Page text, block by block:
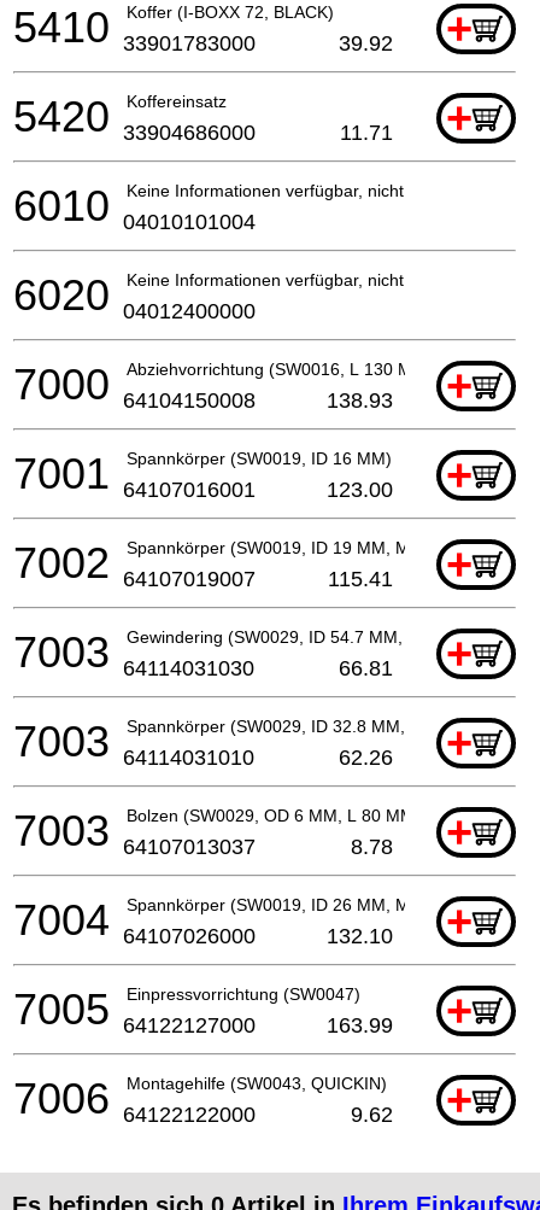
Koffer (I-BOXX 72, BLACK) +
5410 33901783000 39.92
Koffereinsatz +
5420 33904686000 11.71
Keine Informationen verfügbar, nicht bestellbar
6010 04010101004
Keine Informationen verfügbar, nicht bestellbar
6020 04012400000
Abziehvorrichtung (SW0016, L 130 MM, M 12)
+
7000 64104150008 138.93
Spannkörper (SW0019, ID 16 MM) +
7001 64107016001 123.00
Spannkörper (SW0019, ID 19 MM, M 6) +
7002 64107019007 115.41
Gewindering (SW0029, ID 54.7 MM, M 42 x 1.5 MM)
+
7003 64114031030 66.81
Spannkörper (SW0029, ID 32.8 MM, M 42 x 1.5 MM,
+
7003 64114031010 62.26
Bolzen (SW0029, OD 6 MM, L 80 MM) +
7003 64107013037 8.78
Spannkörper (SW0019, ID 26 MM, M 6) +
7004 64107026000 132.10
Einpressvorrichtung (SW0047) +
7005 64122127000 163.99
Montagehilfe (SW0043, QUICKIN) +
7006 64122122000 9.62